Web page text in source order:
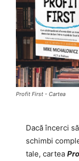
Profit First - Cartea
Dacă încerci
schimbi
tale, cartea